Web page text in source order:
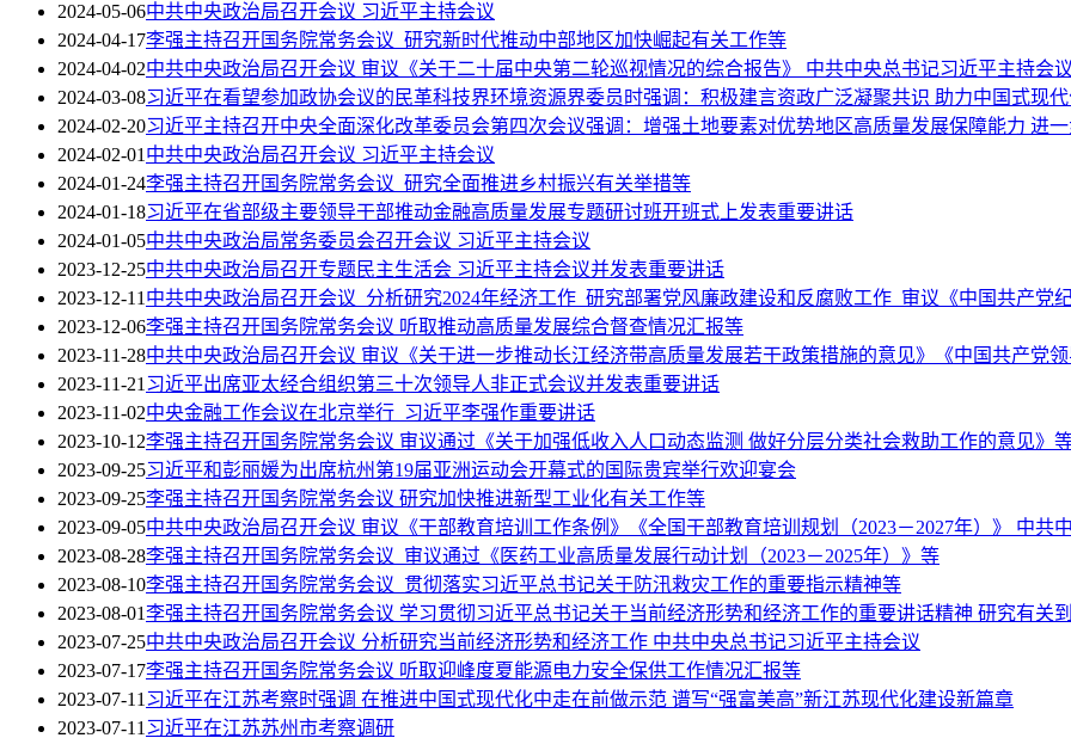
2024-05-06中共中央政治局召开会议 习近平主持会议
2024-04-17李强主持召开国务院常务会议 研究新时代推动中部地区加快崛起有关工作等
2024-04-02中共中央政治局召开会议 审议《关于二十届中央第二轮巡视情况的综合报告》 中共中央总书记习近平主持会议
2024-03-08习近平在看望参加政协会议的民革科技界环境资源界委员时强调：积极建言资政广泛凝聚共识 助力中国式现
2024-02-20习近平主持召开中央全面深化改革委员会第四次会议强调：增强土地要素对优势地区高质量发展保障能力 进
2024-02-01中共中央政治局召开会议 习近平主持会议
2024-01-24李强主持召开国务院常务会议 研究全面推进乡村振兴有关举措等
2024-01-18习近平在省部级主要领导干部推动金融高质量发展专题研讨班开班式上发表重要讲话
2024-01-05中共中央政治局常务委员会召开会议 习近平主持会议
2023-12-25中共中央政治局召开专题民主生活会 习近平主持会议并发表重要讲话
2023-12-11中共中央政治局召开会议 分析研究2024年经济工作 研究部署党风廉政建设和反腐败工作 审议《中国共产党
2023-12-06李强主持召开国务院常务会议 听取推动高质量发展综合督查情况汇报等
2023-11-28中共中央政治局召开会议 审议《关于进一步推动长江经济带高质量发展若干政策措施的意见》《中国共产党
2023-11-21习近平出席亚太经合组织第三十次领导人非正式会议并发表重要讲话
2023-11-02中央金融工作会议在北京举行 习近平李强作重要讲话
2023-10-12李强主持召开国务院常务会议 审议通过《关于加强低收入人口动态监测 做好分层分类社会救助工作的意见》
2023-09-25习近平和彭丽媛为出席杭州第19届亚洲运动会开幕式的国际贵宾举行欢迎宴会
2023-09-25李强主持召开国务院常务会议 研究加快推进新型工业化有关工作等
2023-09-05中共中央政治局召开会议 审议《干部教育培训工作条例》《全国干部教育培训规划（2023－2027年）》 中共
2023-08-28李强主持召开国务院常务会议 审议通过《医药工业高质量发展行动计划（2023－2025年）》等
2023-08-10李强主持召开国务院常务会议 贯彻落实习近平总书记关于防汛救灾工作的重要指示精神等
2023-08-01李强主持召开国务院常务会议 学习贯彻习近平总书记关于当前经济形势和经济工作的重要讲话精神 研究有关
2023-07-25中共中央政治局召开会议 分析研究当前经济形势和经济工作 中共中央总书记习近平主持会议
2023-07-17李强主持召开国务院常务会议 听取迎峰度夏能源电力安全保供工作情况汇报等
2023-07-11习近平在江苏考察时强调 在推进中国式现代化中走在前做示范 谱写“强富美高”新江苏现代化建设新篇章
2023-07-11习近平在江苏苏州市考察调研